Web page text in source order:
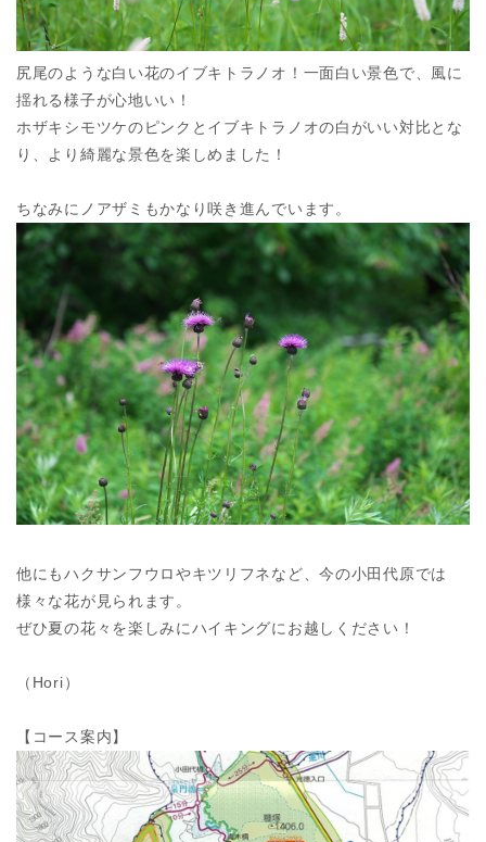
尻尾のような白い花のイブキトラノオ！一面白い景色で、風に
揺れる様子が心地いい！
ホザキシモツケのピンクとイブキトラノオの白がいい対比とな
り、より綺麗な景色を楽しめました！
ちなみにノアザミもかなり咲き進んでいます。
他にもハクサンフウロやキツリフネなど、今の小田代原では
様々な花が見られます。
ぜひ夏の花々を楽しみにハイキングにお越しください！
（Hori）
【コース案内】